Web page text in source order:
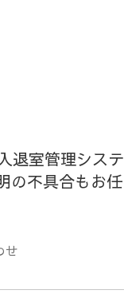
退室管理システ
の不具合もお任
せ